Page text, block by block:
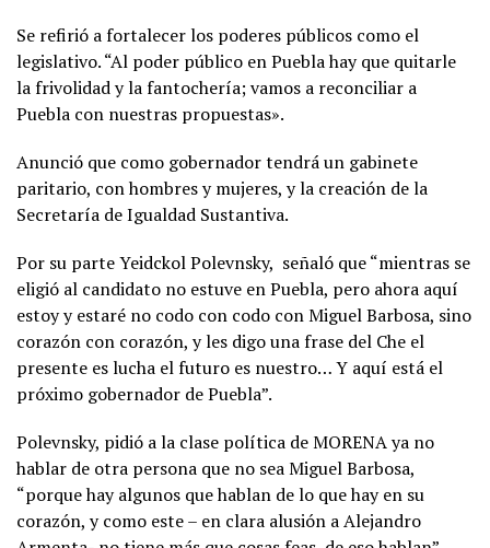
Se refirió a fortalecer los poderes públicos como el
legislativo. “Al poder público en Puebla hay que quitarle
la frivolidad y la fantochería; vamos a reconciliar a
Puebla con nuestras propuestas».
Anunció que como gobernador tendrá un gabinete
paritario, con hombres y mujeres, y la creación de la
Secretaría de Igualdad Sustantiva.
Por su parte Yeidckol Polevnsky, señaló que “mientras se
eligió al candidato no estuve en Puebla, pero ahora aquí
estoy y estaré no codo con codo con Miguel Barbosa, sino
corazón con corazón, y les digo una frase del Che el
presente es lucha el futuro es nuestro… Y aquí está el
próximo gobernador de Puebla”.
Polevnsky, pidió a la clase política de MORENA ya no
hablar de otra persona que no sea Miguel Barbosa,
“porque hay algunos que hablan de lo que hay en su
corazón, y como este – en clara alusión a Alejandro